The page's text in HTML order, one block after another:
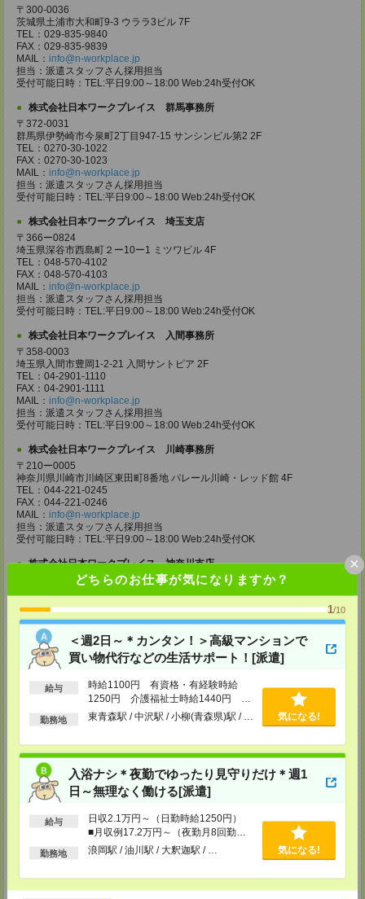
どちらのお仕事が気になりますか？
1/10
＜週2日～＊カンタン！＞高級マンションで
買い物代行などの生活サポート！[派遣]
給与
時給1100円 有資格・有経験時給
1250円 介護福祉士時給1440円 ■
日払いOK（規定あり）※即日払い不
勤務地 東青森駅 / 中沢駅 / 小柳(青森県)駅 / … 気になる!
入浴ナシ＊夜勤でゆったり見守りだけ＊週1
日～無理なく働ける[派遣]
給与
日収2.1万円～（日勤時給1250円）
■月収例17.2万円～（夜勤月8回勤務
の場合）
勤務地 浪岡駅 / 油川駅 / 大釈迦駅 / … 気になる!
×
〒300-0036
茨城県土浦市大和町9-3 ウララ3ビル 7F
TEL：029-835-9840
FAX：029-835-9839
MAIL： info@n-workplace.jp
担当：派遣スタッフさん採用担当
受付可能日時：TEL:平日9:00～18:00 Web:24h受付OK
株式会社日本ワークプレイス 群馬事務所
〒372-0031
群馬県伊勢崎市今泉町2丁目947-15 サンシンビル第2 2F
TEL：0270-30-1022
FAX：0270-30-1023
MAIL： info@n-workplace.jp
担当：派遣スタッフさん採用担当
受付可能日時：TEL:平日9:00～18:00 Web:24h受付OK
株式会社日本ワークプレイス 埼玉支店
〒366ー0824
埼玉県深谷市西島町２ー10ー1 ミツワビル 4F
TEL：048-570-4102
FAX：048-570-4103
MAIL： info@n-workplace.jp
担当：派遣スタッフさん採用担当
受付可能日時：TEL:平日9:00～18:00 Web:24h受付OK
株式会社日本ワークプレイス 入間事務所
〒358-0003
埼玉県入間市豊岡1-2-21 入間サントピア 2F
TEL：04-2901-1110
FAX：04-2901-1111
MAIL： info@n-workplace.jp
担当：派遣スタッフさん採用担当
受付可能日時：TEL:平日9:00～18:00 Web:24h受付OK
株式会社日本ワークプレイス 川崎事務所
〒210ー0005
神奈川県川崎市川崎区東田町8番地 パレール川崎・レッド館 4F
TEL：044-221-0245
FAX：044-221-0246
MAIL： info@n-workplace.jp
担当：派遣スタッフさん採用担当
受付可能日時：TEL:平日9:00～18:00 Web:24h受付OK
株式会社日本ワークプレイス 神奈川支店
TEL：046-236-4110
FAX：046-236-4120
MAIL：info@n-workplace.jp
担当：派遣スタッフさん採用担当
受付可能日時：TEL:平日9:00～18:00 Web:24h受付OK
株式会社日本ワークプレイス 相模原事務所
〒252-0231
神奈川県相模原市中央区相模原4-1-20 アルファビル 3F
TEL：042-786-5601
MAIL：info@n-workplace.jp
担当：派遣スタッフさん採用担当
受付可能日時：TEL:平日9:00～18:00 Web:24h受付OK
株式会社日本ワークプレイス 平塚事務所
神奈川県平塚市八重咲町 6ー1 平塚南口駅前ビル 6F
TEL：0463-20-4080
FAX：0463-20-4081
MAIL：info@n-workplace.jp
受付可能日時：TEL:平日9:00～18:00 Web:24h受付OK